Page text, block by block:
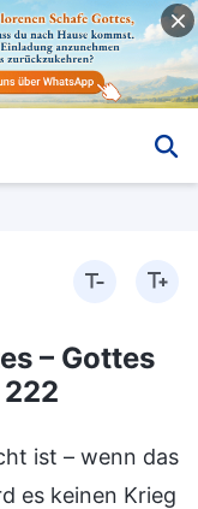
– Gottes
ist – wenn das
es keinen Krieg